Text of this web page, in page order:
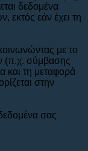
δεδομένα
εκτός εάν έχει τη
με το
(π.χ. σύμβασης
και τη μεταφορά
στην
σας